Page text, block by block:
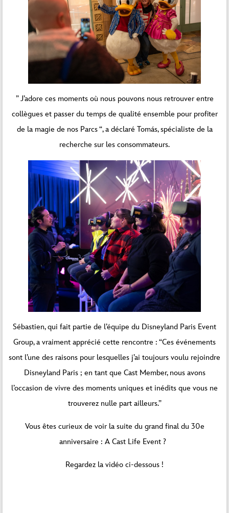
” J’adore ces moments où nous pouvons nous retrouver entre
collègues et passer du temps de qualité ensemble pour profiter
de la magie de nos Parcs “, a déclaré Tomás, spécialiste de la
recherche sur les consommateurs.
Sébastien, qui fait partie de l’équipe du Disneyland Paris Event
Group, a vraiment apprécié cette rencontre : “Ces événements
sont l’une des raisons pour lesquelles j’ai toujours voulu rejoindre
Disneyland Paris ; en tant que Cast Member, nous avons
l’occasion de vivre des moments uniques et inédits que vous ne
trouverez nulle part ailleurs.”
Vous êtes curieux de voir la suite du grand final du 30e
anniversaire : A Cast Life Event ?
Regardez la vidéo ci-dessous !